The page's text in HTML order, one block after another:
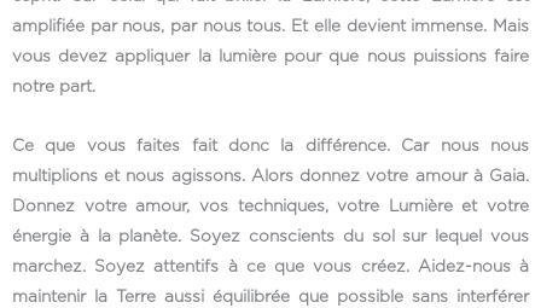
amplifiée par nous, par nous tous. Et elle devient immense. Mais
vous devez appliquer la lumière pour que nous puissions faire
notre part.
Ce que vous faites fait donc la différence. Car nous nous
multiplions et nous agissons. Alors donnez votre amour à Gaia.
Donnez votre amour, vos techniques, votre Lumière et votre
énergie à la planète. Soyez conscients du sol sur lequel vous
marchez. Soyez attentifs à ce que vous créez. Aidez-nous à
maintenir la Terre aussi équilibrée que possible sans interférer